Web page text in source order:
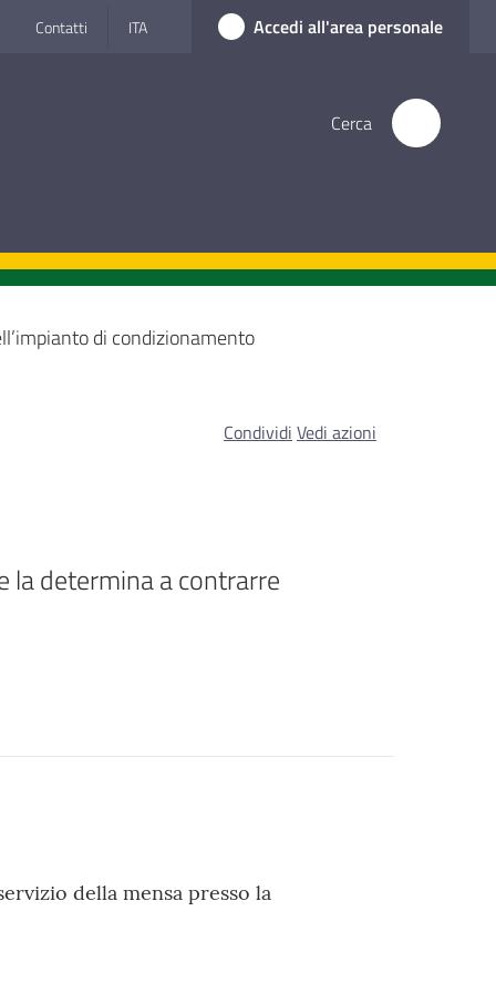
Contatti ITA Accedi all'area personale
Cerca
di condizionamento
la determina a contrarre
Condividi Vedi azioni
della mensa presso la